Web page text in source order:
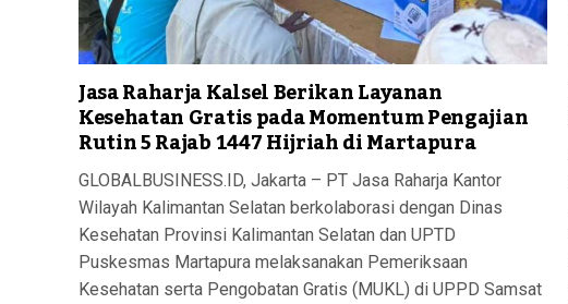
Jasa Raharja Kalsel Berikan Layanan
Kesehatan Gratis pada Momentum Pengajian
Rutin 5 Rajab 1447 Hijriah di Martapura
GLOBALBUSINESS.ID, Jakarta – PT Jasa Raharja Kantor
Wilayah Kalimantan Selatan berkolaborasi dengan Dinas
Kesehatan Provinsi Kalimantan Selatan dan UPTD
Puskesmas Martapura melaksanakan Pemeriksaan
Kesehatan serta Pengobatan Gratis (MUKL) di UPPD Samsat